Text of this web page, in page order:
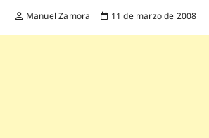
Manuel Zamora 11 de marzo de 2008